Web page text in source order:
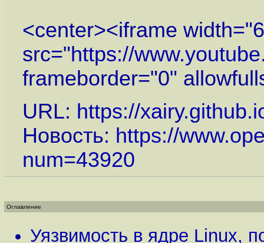
<center><iframe
src="https://
frameborder="0"
URL: https://
Новость: https://
num=43920
Оглавление
Уязвимость в ядре Linux,